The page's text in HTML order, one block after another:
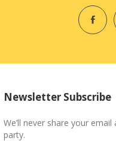
Newsletter Subscribe
We’ll never share your
party.